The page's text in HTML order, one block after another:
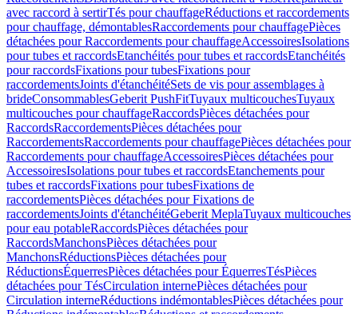
avec raccord à sertirTés pour chauffageRéductions et raccordements
pour chauffage, démontablesRaccordements pour chauffagePièces
détachées pour Raccordements pour chauffageAccessoiresIsolations
pour tubes et raccordsEtanchéités pour tubes et raccordsEtanchéités
pour raccordsFixations pour tubesFixations pour
raccordementsJoints d'étanchéitéSets de vis pour assemblages à
brideConsommablesGeberit PushFitTuyaux multicouchesTuyaux
multicouches pour chauffageRaccordsPièces détachées pour
RaccordsRaccordementsPièces détachées pour
RaccordementsRaccordements pour chauffagePièces détachées pour
Raccordements pour chauffageAccessoiresPièces détachées pour
AccessoiresIsolations pour tubes et raccordsEtanchements pour
tubes et raccordsFixations pour tubesFixations de
raccordementsPièces détachées pour Fixations de
raccordementsJoints d'étanchéitéGeberit MeplaTuyaux multicouches
pour eau potableRaccordsPièces détachées pour
RaccordsManchonsPièces détachées pour
ManchonsRéductionsPièces détachées pour
RéductionsÉquerresPièces détachées pour ÉquerresTésPièces
détachées pour TésCirculation internePièces détachées pour
Circulation interneRéductions indémontablesPièces détachées pour